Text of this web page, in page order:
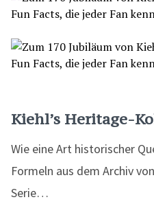
Kiehl’s Heritage-
Wie eine Art historischer
Formeln aus dem Archiv
Serie…